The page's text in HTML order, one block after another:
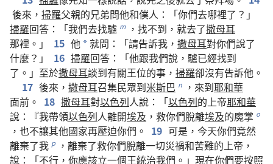
後來 ， 掃羅父親的兄弟問他和僕人 ：「你們去哪裡了 ？」
掃羅回答 ：「我們去找驢 m ， 找不到 ， 就去了撒母耳
那裡 。」 15 他 *就問 ：「請告訴我 ， 撒母耳對你們說了
什麼 ？」 16 掃羅回答 ：「他跟我們說 ， 驢已經找到
了 。」 至於撒母耳談到有關王位的事 ， 掃羅卻沒有告訴他 。
17 後來 ， 撒母耳召集民眾到米斯巴 n ， 來到耶和華
面前 。 18 撒母耳對以色列人說 ：「以色列的上帝耶和華
說 ：『我帶領以色列人離開埃及 ， 救你們脫離埃及的魔掌 o
， 也不讓其他國家再壓迫你們 。 19 可是 ， 今天你們竟然
離棄了我 p ， 離棄了救你們脫離一切災禍和苦難的上帝 ，
說 ：「不行 ， 你應該立一個王統治我們 。」 現在你們要按照